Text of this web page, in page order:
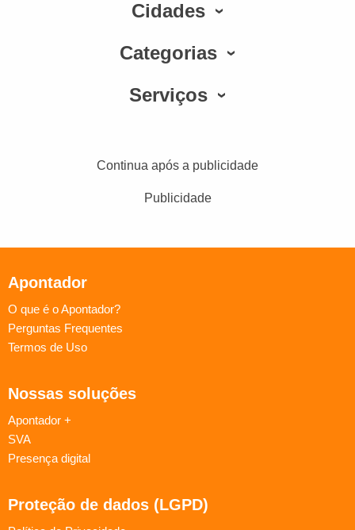
Cidades
Categorias
Serviços
Continua após a publicidade
Publicidade
Apontador
O que é o Apontador?
Perguntas Frequentes
Termos de Uso
Nossas soluções
Apontador +
SVA
Presença digital
Proteção de dados (LGPD)